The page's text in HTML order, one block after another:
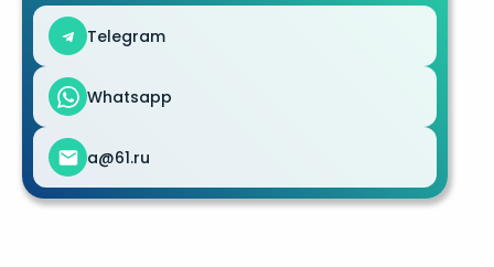
Telegram
Whatsapp
a@61.ru